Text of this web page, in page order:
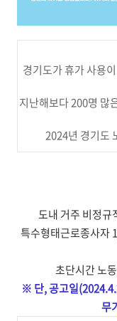
경기도가 휴가 사용
지난해보다 200명 많
2024년 경기도
도내 거주 비정규
특수형태근로종사자
초단시간 노
※ 단, 공고일
무